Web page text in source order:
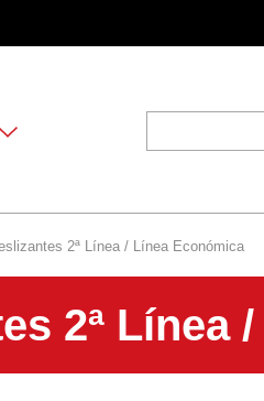
2ª Línea / Línea Económica
2ª Línea